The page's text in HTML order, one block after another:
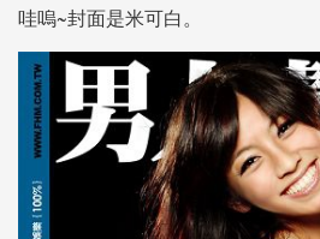
哇嗚~封面是米可白。